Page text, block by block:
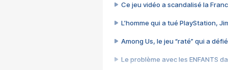
Ce jeu vidéo a scandalisé la
L’homme qui a tué PlayStation,
Among Us, le jeu “raté” qui a
Le problème avec les ENFANTS